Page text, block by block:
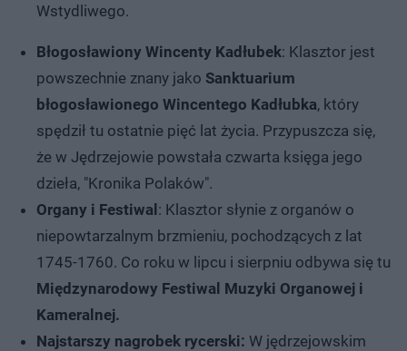
Wstydliwego.
Błogosławiony Wincenty Kadłubek: Klasztor jest
powszechnie znany jako Sanktuarium
błogosławionego Wincentego Kadłubka, który
spędził tu ostatnie pięć lat życia. Przypuszcza się,
że w Jędrzejowie powstała czwarta księga jego
dzieła, "Kronika Polaków".
Organy i Festiwal: Klasztor słynie z organów o
niepowtarzalnym brzmieniu, pochodzących z lat
1745-1760. Co roku w lipcu i sierpniu odbywa się tu
Międzynarodowy Festiwal Muzyki Organowej i
Kameralnej.
Najstarszy nagrobek rycerski: W jędrzejowskim